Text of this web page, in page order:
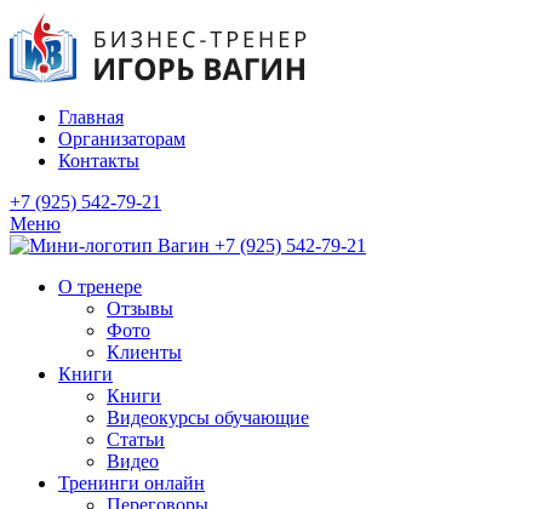
Главная
Организаторам
Контакты
+7 (925) 542-79-21
Меню
+7 (925) 542-79-21
О тренере
Отзывы
Фото
Клиенты
Книги
Книги
Видеокурсы обучающие
Статьи
Видео
Тренинги онлайн
Переговоры